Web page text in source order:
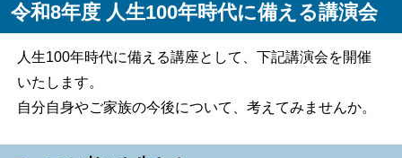
令和8年度 人生100年時代に備える講演会
人生100年時代に備える講座として、下記講演会を開催
いたします。
自分自身やご家族の今後について、考えてみませんか。